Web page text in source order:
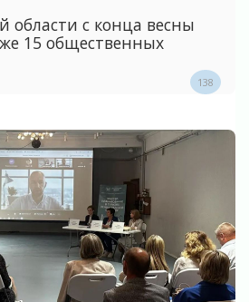
области с конца весны
15 общественных
138